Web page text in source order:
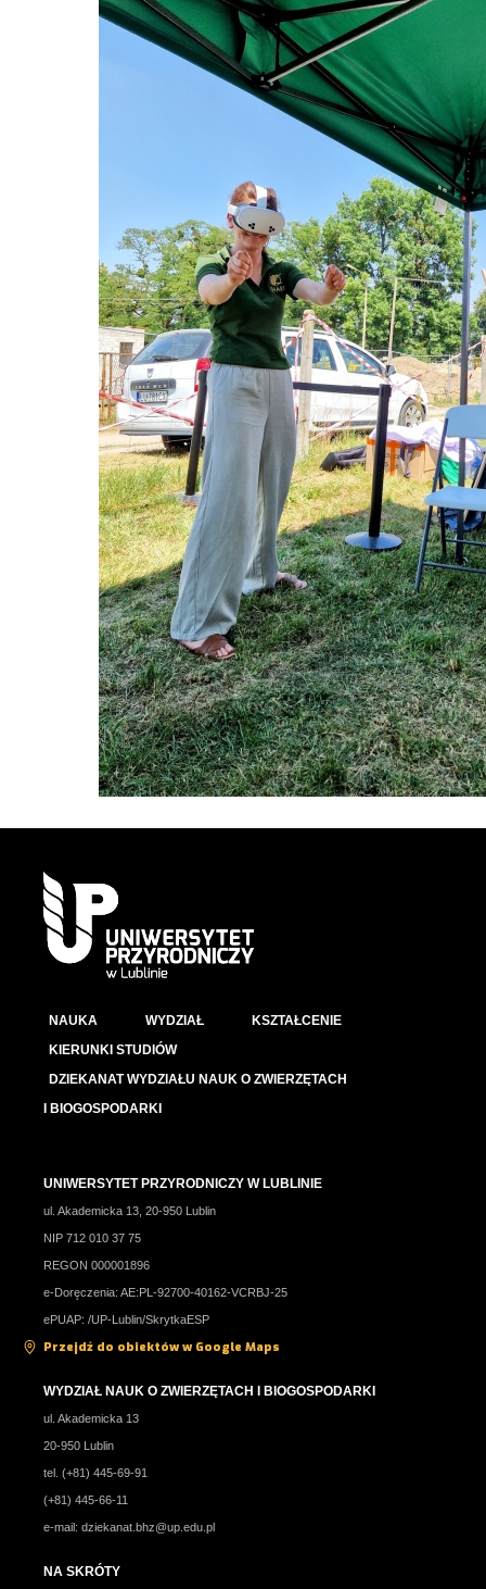
NAUKA WYDZIAŁ
KSZTAŁCENIE
KIERUNKI STUDIÓW
DZIEKANAT WYDZIAŁU NAUK O ZWIERZĘTACH
I BIOGOSPODARKI
UNIWERSYTET PRZYRODNICZY W LUBLINIE
ul. Akademicka 13, 20-950 Lublin
NIP 712 010 37 75
REGON 000001896
e-Doręczenia: AE:PL-92700-40162-VCRBJ-25
ePUAP: /UP-Lublin/SkrytkaESP
Przejdź do obiektów w Google Maps
WYDZIAŁ NAUK O ZWIERZĘTACH I BIOGOSPODARKI
ul. Akademicka 13
20-950 Lublin
tel. (+81) 445-69-91
(+81) 445-66-11
e-mail: dziekanat.bhz@up.edu.pl
NA SKRÓTY